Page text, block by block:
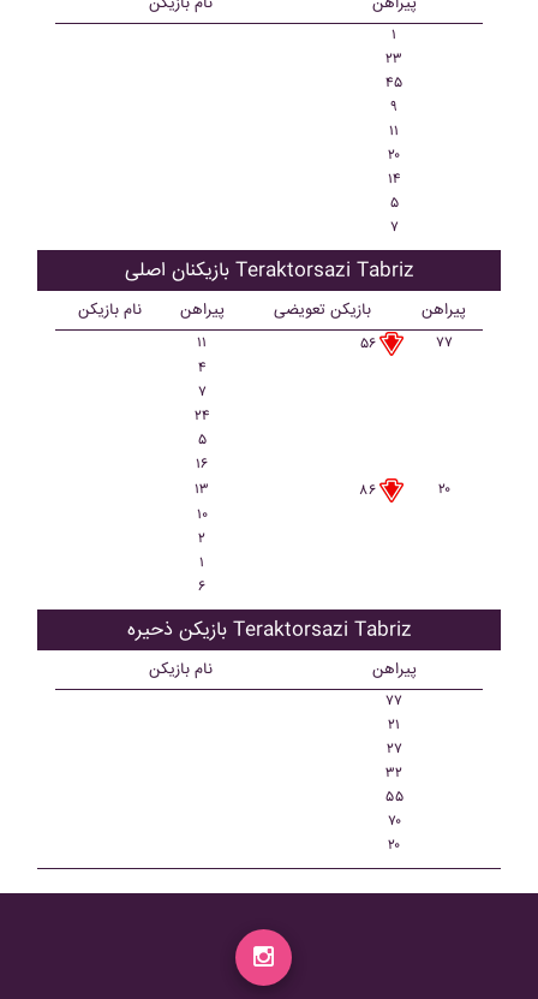
۱
۲۳
۴۵
۹
۱۱
۲۰
۱۴
۵
۷
بازیکنان اصلی Teraktorsazi Tabriz
نام بازیکن پیراهن بازیکن تعویضی پیراهن
۱۱ ۵۶
۷۷
۴
۷
۲۴
۵
۱۶
۱۳
۸۶
۲۰
۱۰
۲
۱
۶
بازیکن ذحیره Teraktorsazi Tabriz
نام بازیکن پیراهن
۷۷
۲۱
۲۷
۳۲
۵۵
۷۰
۲۰